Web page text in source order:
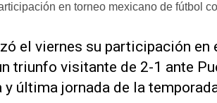
en torneo mexicano de fútbol
el viernes su participación en
triunfo visitante de ‌2-1 ante
última jornada de la